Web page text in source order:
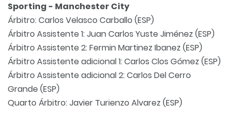
Sporting - Manchester City
Árbitro: Carlos Velasco Carballo (ESP)
Árbitro Assistente 1: Juan Carlos Yuste Jiménez (ESP)
Árbitro Assistente 2: Fermin Martinez Ibanez (ESP)
Árbitro Assistente adicional 1: Carlos Clos Gómez (ESP)
Árbitro Assistente adicional 2: Carlos Del Cerro
Grande (ESP)
Quarto Árbitro: Javier Turienzo Alvarez (ESP)